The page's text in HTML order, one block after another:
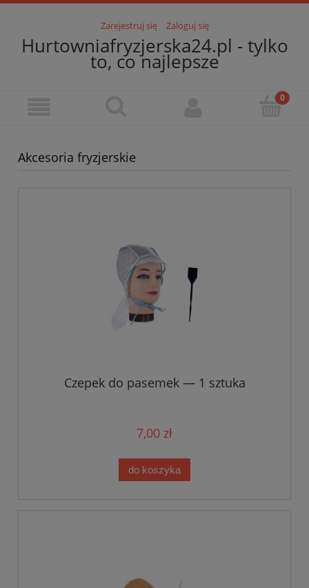
Zarejestruj się Zaloguj się
Hurtowniafryzjerska24.pl - tylko
to, co najlepsze
Akcesoria fryzjerskie
Czepek do pasemek — 1 sztuka
7,00 zł
do koszyka